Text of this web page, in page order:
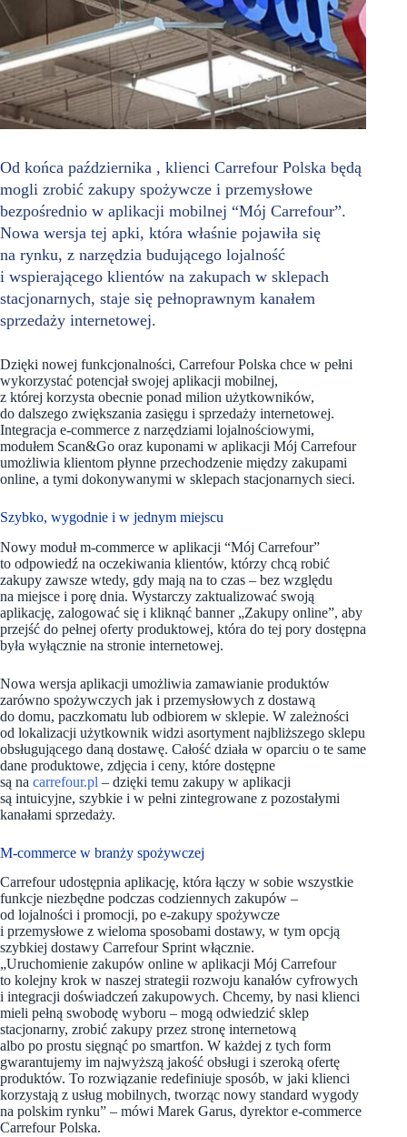
Od końca października , klienci Carrefour Polska będą
mogli zrobić zakupy spożywcze i przemysłowe
bezpośrednio w aplikacji mobilnej “Mój Carrefour”.
Nowa wersja tej apki, która właśnie pojawiła się
na rynku, z narzędzia budującego lojalność
i wspierającego klientów na zakupach w sklepach
stacjonarnych, staje się pełnoprawnym kanałem
sprzedaży internetowej.
Dzięki nowej funkcjonalności, Carrefour Polska chce w pełni
wykorzystać potencjał swojej aplikacji mobilnej,
z której korzysta obecnie ponad milion użytkowników,
do dalszego zwiększania zasięgu i sprzedaży internetowej.
Integracja e-commerce z narzędziami lojalnościowymi,
modułem Scan&Go oraz kuponami w aplikacji Mój Carrefour
umożliwia klientom płynne przechodzenie między zakupami
online, a tymi dokonywanymi w sklepach stacjonarnych sieci.
Szybko, wygodnie i w jednym miejscu
Nowy moduł m-commerce w aplikacji “Mój Carrefour”
to odpowiedź na oczekiwania klientów, którzy chcą robić
zakupy zawsze wtedy, gdy mają na to czas – bez względu
na miejsce i porę dnia. Wystarczy zaktualizować swoją
aplikację, zalogować się i kliknąć banner „Zakupy online”, aby
przejść do pełnej oferty produktowej, która do tej pory dostępna
była wyłącznie na stronie internetowej.
Nowa wersja aplikacji umożliwia zamawianie produktów
zarówno spożywczych jak i przemysłowych z dostawą
do domu, paczkomatu lub odbiorem w sklepie. W zależności
od lokalizacji użytkownik widzi asortyment najbliższego sklepu
obsługującego daną dostawę. Całość działa w oparciu o te same
dane produktowe, zdjęcia i ceny, które dostępne
są na carrefour.pl – dzięki temu zakupy w aplikacji
są intuicyjne, szybkie i w pełni zintegrowane z pozostałymi
kanałami sprzedaży.
M-commerce w branży spożywczej
Carrefour udostępnia aplikację, która łączy w sobie wszystkie
funkcje niezbędne podczas codziennych zakupów –
od lojalności i promocji, po e-zakupy spożywcze
i przemysłowe z wieloma sposobami dostawy, w tym opcją
szybkiej dostawy Carrefour Sprint włącznie.
„Uruchomienie zakupów online w aplikacji Mój Carrefour
to kolejny krok w naszej strategii rozwoju kanałów cyfrowych
i integracji doświadczeń zakupowych. Chcemy, by nasi klienci
mieli pełną swobodę wyboru – mogą odwiedzić sklep
stacjonarny, zrobić zakupy przez stronę internetową
albo po prostu sięgnąć po smartfon. W każdej z tych form
gwarantujemy im najwyższą jakość obsługi i szeroką ofertę
produktów. To rozwiązanie redefiniuje sposób, w jaki klienci
korzystają z usług mobilnych, tworząc nowy standard wygody
na polskim rynku” – mówi Marek Garus, dyrektor e-commerce
Carrefour Polska.